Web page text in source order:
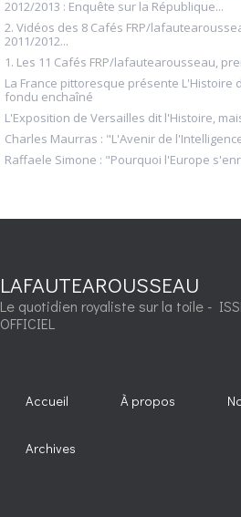
2012/2013 : Enquête sur la République...
2. Vidéos des 8 Cafés FRP/
2011/2012...
1. Les 11 Cafés FRP/lafautearousseau,
La France pittoresque présente L'Histoire
fondu enchaîné
L'Exposition de Versailles dit l'Histoire,
Charles Maurras : "L'Avenir de
Raffaele Simone : "Pourquoi l'Europe
LAFAUTEAROUSSEAU
Le quotidien royaliste sur la toile -
OFFICIEL
Accueil À propos
Archives